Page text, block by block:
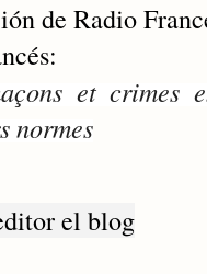
de Radio
et
normes
el blog